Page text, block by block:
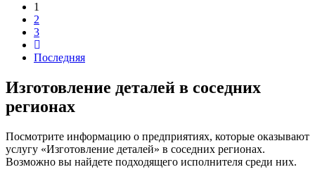
1
2
3
Последняя
Изготовление деталей в соседних
регионах
Посмотрите информацию о предприятиях, которые оказывают
услугу «Изготовление деталей» в соседних регионах.
Возможно вы найдете подходящего исполнителя среди них.